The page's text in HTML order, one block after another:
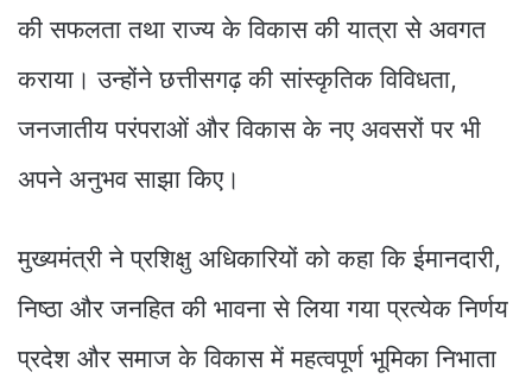
की सफलता तथा राज्य के विकास की यात्रा से अवगत
कराया। उन्होंने छत्तीसगढ़ की सांस्कृतिक विविधता,
जनजातीय परंपराओं और विकास के नए अवसरों पर भी
अपने अनुभव साझा किए।
मुख्यमंत्री ने प्रशिक्षु अधिकारियों को कहा कि ईमानदारी,
निष्ठा और जनहित की भावना से लिया गया प्रत्येक निर्णय
प्रदेश और समाज के विकास में महत्वपूर्ण भूमिका निभाता